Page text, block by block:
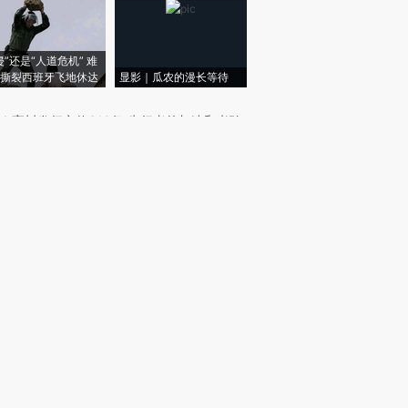
”还是“人道危机” 难
裂西班牙飞地休达
显影｜瓜农的漫长等待
｜ 宇树发行市值610亿 先行者的加速和考验